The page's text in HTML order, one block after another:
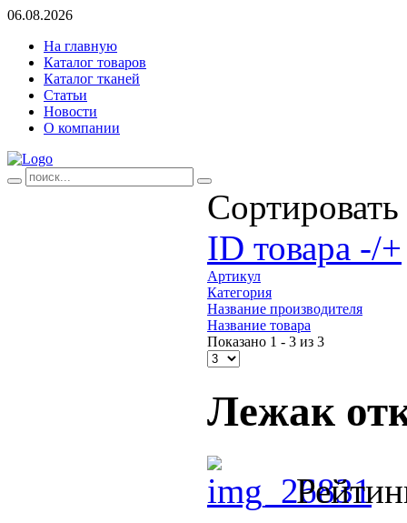
06.08.2026
На главную
Каталог товаров
Каталог тканей
Статьи
Новости
О компании
ID товара -/+
Артикул
Категория
Название производителя
Название товара
Показано 1 - 3 из 3
Лежак